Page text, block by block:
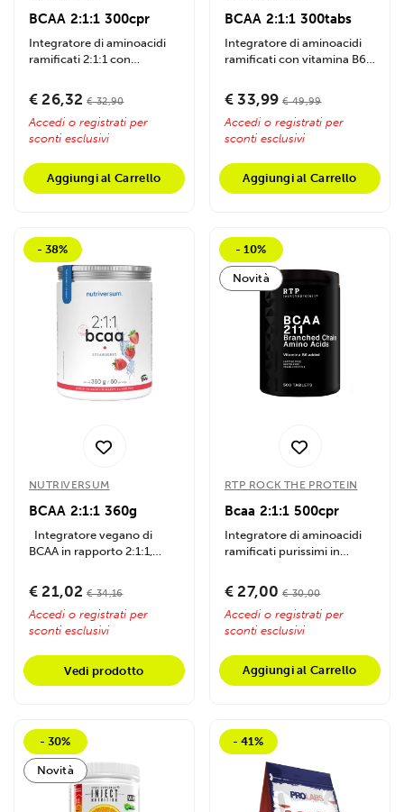
BCAA 2:1:1 300cpr
Integratore di aminoacidi
ramificati 2:1:1 con
sintesi proteica,...
€ 26,32 € 32,90
Accedi o registrati per
sconti esclusivi
Aggiungi al Carrello
BCAA 2:1:1 300tabs
Integratore di aminoacidi
ramificati con vitamina B6,
€ 33,99 € 49,99
Accedi o registrati per
sconti esclusivi
Aggiungi al Carrello
- 38%
NUTRIVERSUM
BCAA 2:1:1 360g
Integratore vegano di
BCAA in rapporto 2:1:1,
muscolare,...
€ 21,02 € 34,16
Accedi o registrati per
sconti esclusivi
Vedi prodotto
- 10%
Novità
RTP ROCK THE PROTEIN
Bcaa 2:1:1 500cpr
Integratore di aminoacidi
ramificati purissimi in
alta...
€ 27,00 € 30,00
Accedi o registrati per
sconti esclusivi
Aggiungi al Carrello
- 30%
Novità
- 41%